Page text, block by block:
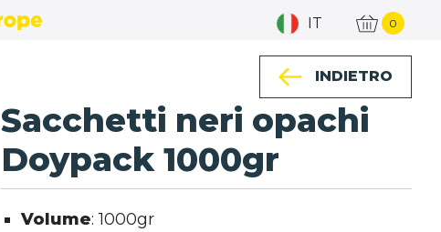
IT 0
Sacchetti neri opachi
Doypack 1000gr
INDIETRO
Volume: 1000gr